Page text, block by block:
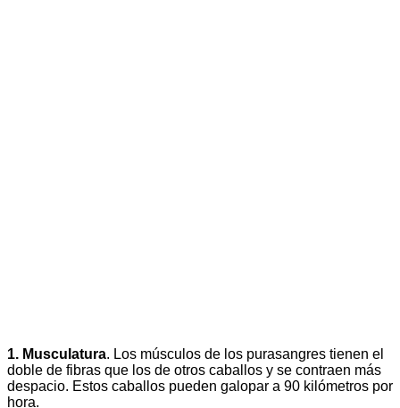
1. Musculatura. Los músculos de los purasangres tienen el
doble de fibras que los de otros caballos y se contraen más
despacio. Estos caballos pueden galopar a 90 kilómetros por
hora.